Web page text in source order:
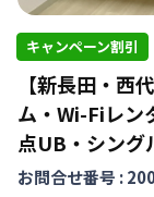
キャンペーン割引
【新長田・西
ム・Wi-Fiレン
点UB・シング
お問合せ番号 :